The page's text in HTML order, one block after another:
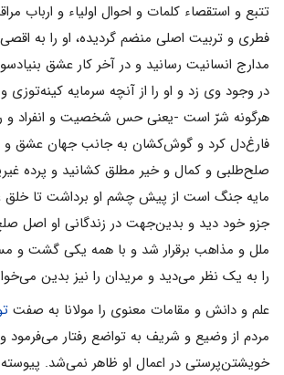
تتبع و استقصاء کلمات و احوال اولیاء و ارباب
فطری و تربیت اصلی منضم گردیده، او را به
مدارج انسانیت رسانید و در آخر کار عشق
در وجود وی زد و او را از آنچه سرمایه
هرگونه شرّ است -یعنی حس شخصیت و انفراد و
فارغ‌دل کرد و گوش‌کشان به جانب جهان عشق
صلح‌طلبی و کمال و خیر مطلق کشانید و پرده
مایه جنگ است از پیش چشم او برداشت تا خلق
جزو خود دید و بدین‌جهت در زندگانی او اصل
ملل و مذاهب برقرار شد و با همه یکی گشت و
را به یک نظر می‌دید و مریدان را نیز بدین
علم و دانش و مقامات معنوی را مولانا به صفت
مردم از وضیع و شریف به تواضع رفتار می‌فرمود و
خویشتن‌پرستی در اعمال او ظاهر نمی‌شد. پیوسته